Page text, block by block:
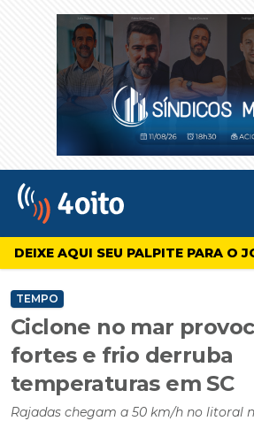
4oito
DEIXE AQUI SEU PALPITE PARA O
TEMPO
Ciclone no mar
fortes e frio derruba
temperaturas em SC
Rajadas chegam a 50 km/h no litoral